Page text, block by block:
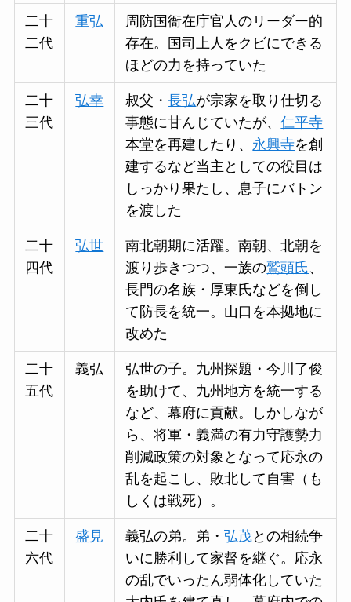
二十
二代
重弘
周防国衙在庁官人のリーダー的
存在。国司上人をクビにできる
ほどの力を持っていた
二十
三代
弘幸 叔父・長弘が宗家を取り仕切る
事態に甘んじていたが、仁平寺
本堂を再建したり、 永興寺を創
建するなど当主としての役目は
しっかり果たし、息子にバトン
を渡した
二十
四代
弘世
南北朝期に活躍。南朝、北朝を
渡り歩きつつ、一族の鷲頭氏、
長門の名族・厚東氏などを倒し
て防長を統一。山口を本拠地に
改めた
二十
五代
義弘
弘世の子。九州探題・今川了俊
を助けて、九州地方を統一する
など、幕府に貢献。しかしなが
ら、将軍・義満の有力守護勢力
削減政策の対象となって応永の
乱を起こし、敗北して自害（も
しくは戦死）。
二十
六代
盛見 義弘の弟。弟・ 弘茂との相続争
いに勝利して家督を継ぐ。応永
の乱でいったん弱体化していた